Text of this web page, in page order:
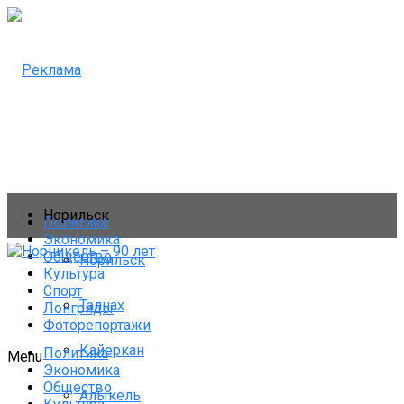
Политика
Экономика
Общество
Культура
Спорт
Лонгриды
Фоторепортажи
Menu
Норильск
Норильск
Талнах
Кайеркан
Алыкель
Политика
Экономика
Общество